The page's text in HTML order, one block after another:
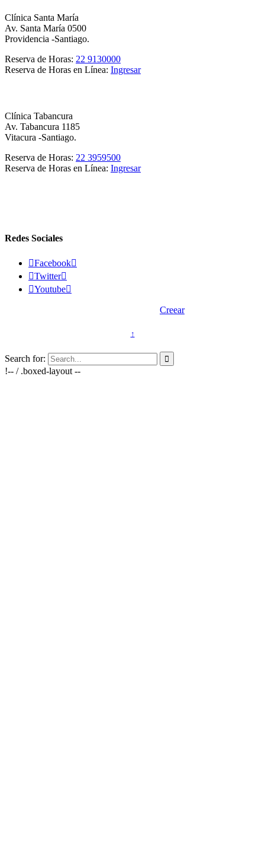
Clínica Santa María
Av. Santa María 0500
Providencia -Santiago.
Reserva de Horas: 22 9130000
Reserva de Horas en Línea: Ingresar
Clínica Tabancura
Av. Tabancura 1185
Vitacura -Santiago.
Reserva de Horas: 22 3959500
Reserva de Horas en Línea: Ingresar
Redes Sociales
Facebook
Twitter
Youtube
Creear
↑
Search for: 
!-- / .boxed-layout --